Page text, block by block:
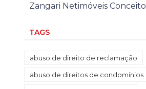
Zangari Netimóveis Conceito
TAGS
abuso de direito de reclamação
abuso de direitos de condomínios